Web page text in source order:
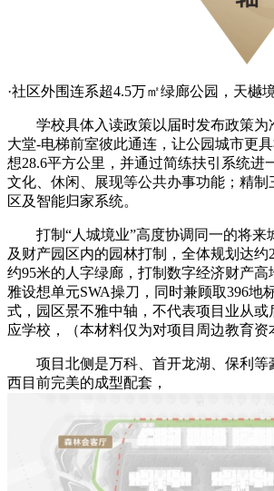
·社区外围连系超4.5万㎡绿廊公园，天樾境
学校具体入读政策以届时发布政策为
大堂-电梯前室彼此通连，让公园城市更
想28.6平方公里，并通过简练扶引系统进
文化、休闲、展现等公共办事功能；精制
区及智能归家系统。
打制“人城境业”高度协调同一的将来
及财产园区内的园林打制，全体规划达约
约95米的人字绿廊，打制数字经济财产高
雅设想单元SWA操刀，同时兼顾取396地
式，园区景不雅中轴，不代表项目业从或
应学校，（本材料仅为对项目周边教育资
项目北侧是万科、首开龙湖、保利等
西目前完美的成型配套，